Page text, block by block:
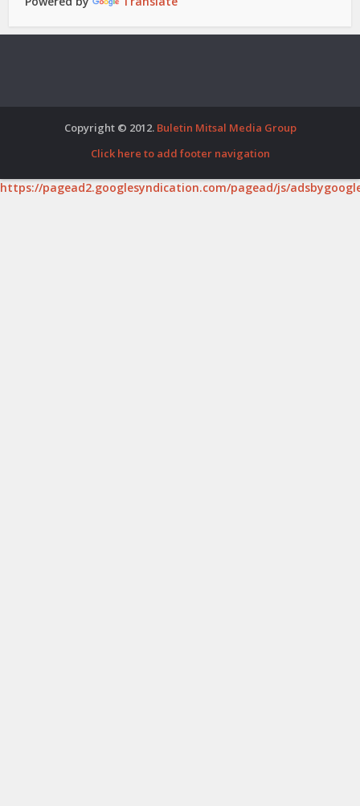
Copyright © 2012. Buletin Mitsal Media Group
Click here to add footer navigation
https://pagead2.googlesyndication.com/pagead/js/